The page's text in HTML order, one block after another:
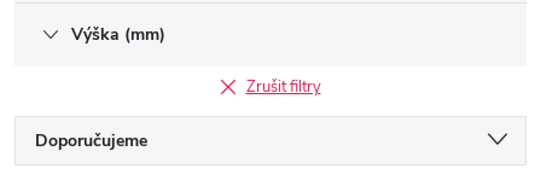
Výška (mm)
Zrušit filtry
Ř
Doporučujeme